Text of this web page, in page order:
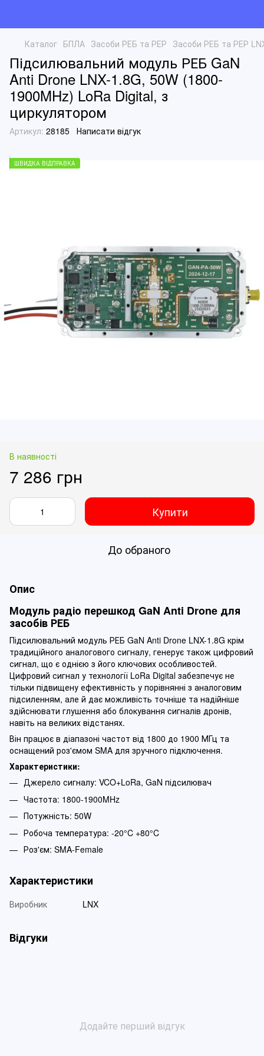
Каталог БПЛА Засоби РЕБ та РЕР Засоби РЕБ та РЕР
Підсилювальний модуль РЕБ GaN
Anti Drone LNX-1.8G, 50W (1800-
1900MHz) LoRa Digital, з
циркулятором
Артикул: 28185 Написати відгук
ШВИДКА ВІДПРАВКА
В наявності
7 286 грн
Купити
До обраного
Опис
Модуль радіо перешкод GaN Anti Drone для
засобів РЕБ
Підсилювальний модуль РЕБ GaN Anti Drone LNX-1.8G крім
традиційного аналогового сигналу, генерує також цифровий
сигнал, що є однією з його ключових особливостей.
Цифровий сигнал у технології LoRa Digital забезпечує не
тільки підвищену ефективність у порівнянні з аналоговим
підсиленням, але й дає можливість точніше та надійніше
здійснювати глушення або блокування сигналів дронів,
навіть на великих відстанях.
Він працює в діапазоні частот від 1800 до 1900 МГц та
оснащений роз'ємом SMA для зручного підключення.
Характеристики:
Джерело сигналу: VCO+LoRa, GaN підсилювач
Частота: 1800-1900MHz
Потужність: 50W
Робоча температура: -20°C +80°C
Роз'єм: SMA-Female
Характеристики
Виробник LNX
Відгуки
Додайте перший відгук